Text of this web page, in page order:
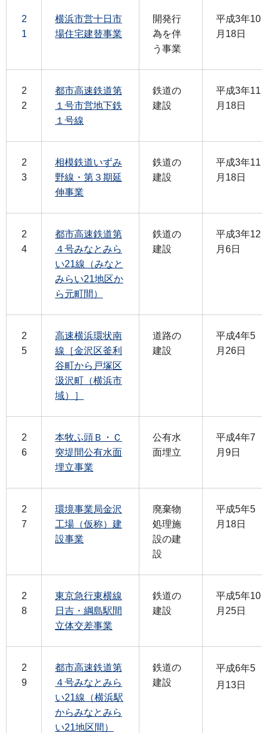
2
1
横浜市営十日市
場住宅建替事業
開発行
為を伴
う事業
平成3年10
月18日
2
2
都市高速鉄道第
１号市営地下鉄
１号線
鉄道の
建設
平成3年11
月18日
2
3
相模鉄道いずみ
野線・第３期延
伸事業
鉄道の
建設
平成3年11
月18日
2
4
都市高速鉄道第
４号みなとみら
い21線（みなと
みらい21地区か
ら元町間）
鉄道の
建設
平成3年12
月6日
2
5
高速横浜環状南
線［金沢区釜利
谷町から戸塚区
汲沢町（横浜市
域）］
道路の
建設
平成4年5
月26日
2
6
本牧ふ頭Ｂ・Ｃ
突堤間公有水面
埋立事業
公有水
面埋立
平成4年7
月9日
2
7
環境事業局金沢
工場（仮称）建
設事業
廃棄物
処理施
設の建
設
平成5年5
月18日
2
8
東京急行東横線
日吉・綱島駅間
立体交差事業
鉄道の
建設
平成5年10
月25日
2
9
都市高速鉄道第
４号みなとみら
い21線（横浜駅
からみなとみら
い21地区間）
鉄道の
建設
平成6年5
月13日